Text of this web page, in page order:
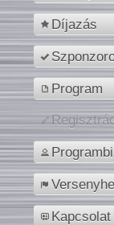
Díjazás
Program
Kapcsolat